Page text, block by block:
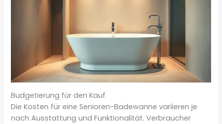
Budgetierung für den Kauf
Die Kosten für eine Senioren-Badewanne variieren je
nach Ausstattung und Funktionalität. Verbraucher